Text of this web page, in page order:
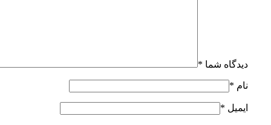
دیدگاه شما *
نام *
ایمیل *